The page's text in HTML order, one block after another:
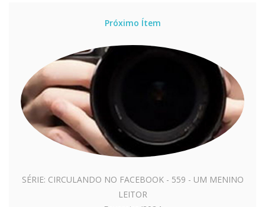
Próximo Ítem
SÉRIE: CIRCULANDO NO FACEBOOK - 559 - UM MENINO
LEITOR